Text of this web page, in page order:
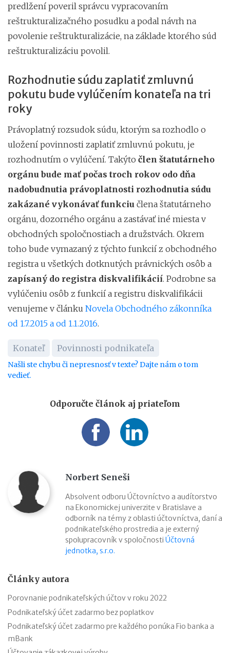
predlžení poveril správcu vypracovaním
reštrukturalizačného posudku a podal návrh na
povolenie reštrukturalizácie, na základe ktorého súd
reštrukturalizáciu povolil.
Rozhodnutie súdu zaplatiť zmluvnú
pokutu bude vylúčením konateľa na tri
roky
Právoplatný rozsudok súdu, ktorým sa rozhodlo o
uložení povinnosti zaplatiť zmluvnú pokutu, je
rozhodnutím o vylúčení. Takýto člen štatutárneho
orgánu bude mať počas troch rokov odo dňa
nadobudnutia právoplatnosti rozhodnutia súdu
zakázané vykonávať funkciu člena štatutárneho
orgánu, dozorného orgánu a zastávať iné miesta v
obchodných spoločnostiach a družstvách. Okrem
toho bude vymazaný z týchto funkcií z obchodného
registra u všetkých dotknutých právnických osôb a
zapísaný do registra diskvalifikácií. Podrobne sa
vylúčeniu osôb z funkcií a registru diskvalifikácii
venujeme v článku Novela Obchodného zákonníka
od 1.7.2015 a od 1.1.2016.
Konateľ Povinnosti podnikateľa
Našli ste chybu či nepresnosť v texte? Dajte nám o tom
vedieť.
Odporučte článok aj priateľom
Norbert Seneši
Absolvent odboru Účtovníctvo a audítorstvo
na Ekonomickej univerzite v Bratislave a
odborník na témy z oblasti účtovníctva, daní a
podnikateľského prostredia a je externý
spolupracovník v spoločnosti Účtovná
jednotka, s.r.o.
Články autora
Porovnanie podnikateľských účtov v roku 2022
Podnikateľský účet zadarmo bez poplatkov
Podnikateľský účet zadarmo pre každého ponúka Fio banka a
mBank